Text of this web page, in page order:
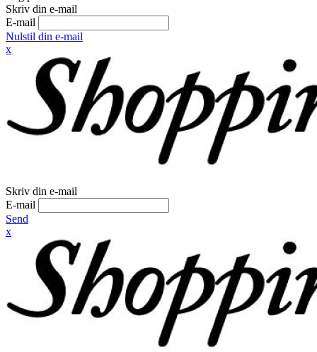
Skriv din e-mail
E-mail
Nulstil din e-mail
x
Skriv din e-mail
E-mail
Send
x